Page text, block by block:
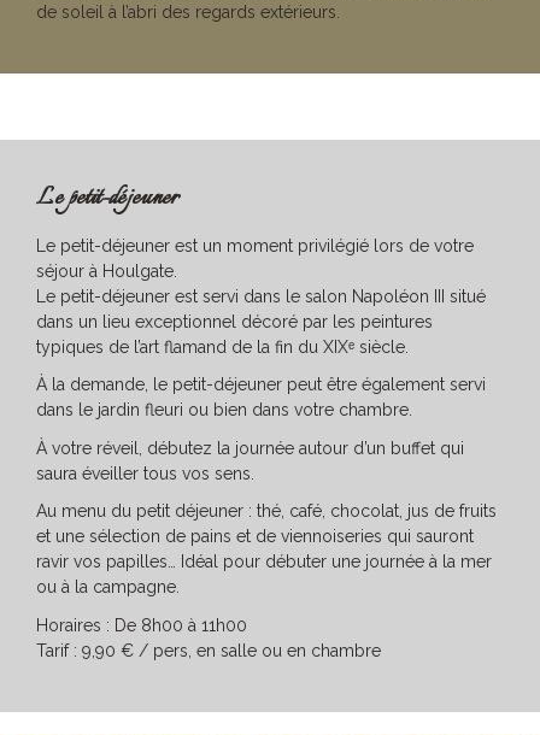
de soleil à l’abri des regards extérieurs.
Le petit-déjeuner
Le petit-déjeuner est un moment privilégié lors de votre
séjour à Houlgate.
Le petit-déjeuner est servi dans le salon Napoléon III situé
dans un lieu exceptionnel décoré par les peintures
typiques de l’art flamand de la fin du XIXᵉ siècle.
À la demande, le petit-déjeuner peut être également servi
dans le jardin fleuri ou bien dans votre chambre.
À votre réveil, débutez la journée autour d’un buffet qui
saura éveiller tous vos sens.
Au menu du petit déjeuner : thé, café, chocolat, jus de fruits
et une sélection de pains et de viennoiseries qui sauront
ravir vos papilles… Idéal pour débuter une journée à la mer
ou à la campagne.
Horaires : De 8h00 à 11h00
Tarif : 9,90 € / pers, en salle ou en chambre